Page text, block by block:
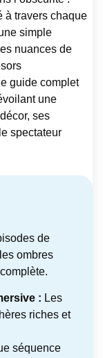
à travers chaque
simple
nuances de
guide complet
une
ses
spectateur
de
ombres
: Les
riches et
séquence